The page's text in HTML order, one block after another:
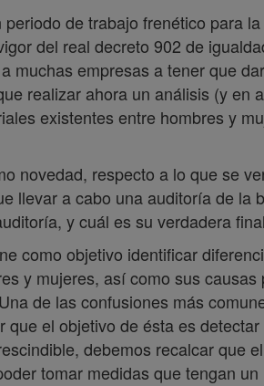
de trabajo frenético para
del real decreto 902 de
muchas empresas a tener que
realizar ahora un análisis (y en
existentes entre hombres y
novedad, respecto a lo que se
llevar a cabo una auditoría de la
y cuál es su verdadera
como objetivo identificar
y mujeres, así como sus
de las confusiones más
que el objetivo de ésta es
debemos recalcar que
tomar medidas que tengan